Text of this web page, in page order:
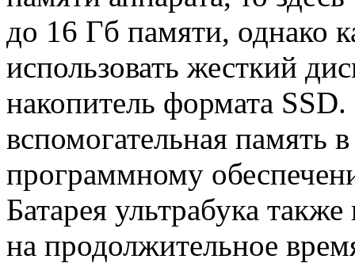
до 16 Гб памяти,
использовать жесткий
накопитель формата
вспомогательная память
программному
Батарея ультрабука
на продолжительное